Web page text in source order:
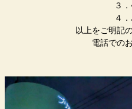
３．会員 or
４．バスご利用の
以上をご明記
電話での